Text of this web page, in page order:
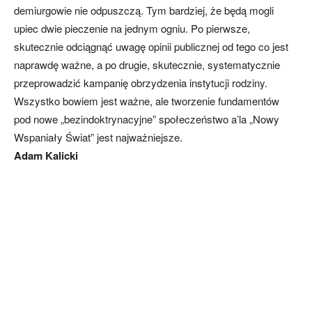
demiurgowie nie odpuszczą. Tym bardziej, że będą mogli
upiec dwie pieczenie na jednym ogniu. Po pierwsze,
skutecznie odciągnąć uwagę opinii publicznej od tego co jest
naprawdę ważne, a po drugie, skutecznie, systematycznie
przeprowadzić kampanię obrzydzenia instytucji rodziny.
Wszystko bowiem jest ważne, ale tworzenie fundamentów
pod nowe „bezindoktrynacyjne” społeczeństwo a’la „Nowy
Wspaniały Świat” jest najważniejsze.
Adam Kalicki